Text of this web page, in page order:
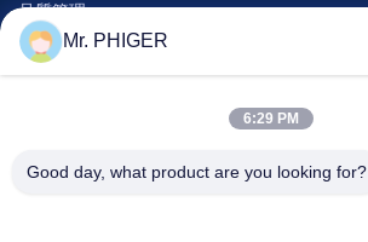
品質管理
地図
連絡 ください
イベント
Mr. PHIGER
6:29 PM
Good day, what product are you looking for?